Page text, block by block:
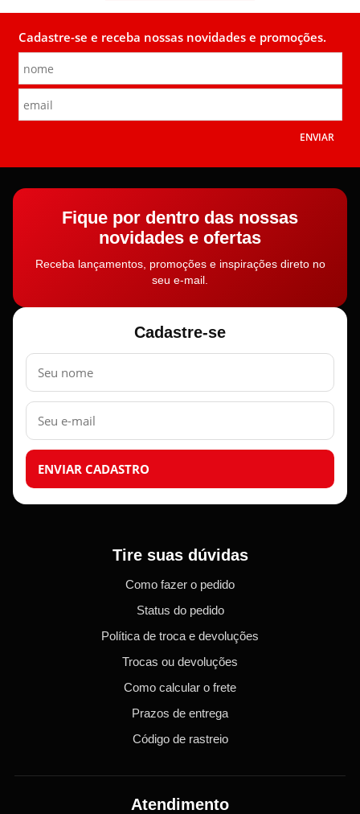
Cadastre-se e receba nossas novidades e promoções.
ENVIAR
Fique por dentro das nossas
novidades e ofertas
Receba lançamentos, promoções e inspirações direto no
seu e-mail.
Cadastre-se
Nome
E-
mail
ENVIAR CADASTRO
Tire suas dúvidas
Como fazer o pedido
Status do pedido
Política de troca e devoluções
Trocas ou devoluções
Como calcular o frete
Prazos de entrega
Código de rastreio
Atendimento